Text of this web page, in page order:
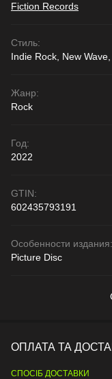
Fiction Records
Стиль:
Indie Rock, New
Жанр:
Rock
Год:
2022
GTIN:
602435793191
Особенности издания:
Picture Disc
ОПЛАТА ТА
СПОСІБ ДОСТАВКИ